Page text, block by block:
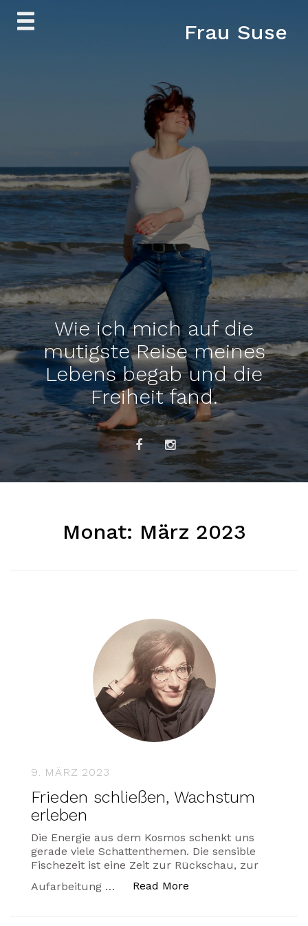
Skip
Frau Suse
Wie ich mich auf die
mutigste Reise meines
Lebens begab und die
Freiheit fand.
Monat: März 2023
9. MÄRZ 2023
Frieden schließen, Wachstum
erleben
Die Energie aus dem Kosmos schenkt uns
gerade viele Schattenthemen. Die sensible
Fischezeit ist eine Zeit zur Rückschau, zur
Aufarbeitung …
Read More